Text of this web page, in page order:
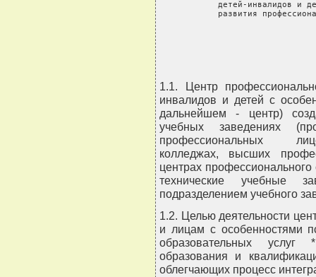
детей-инвалидов и
развития
1.1. Центр
инвалидов и детей с
дальнейшем - центр)
учебных заведениях
профессиональных
колледжах, высших
центрах
технические учебные
подразделением учебного
1.2. Целью деятельности
и лицам с особенностями
образовательных
образования и
облегчающих процесс